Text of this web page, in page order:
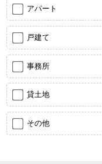
アパート
戸建て
事務所
貸土地
その他